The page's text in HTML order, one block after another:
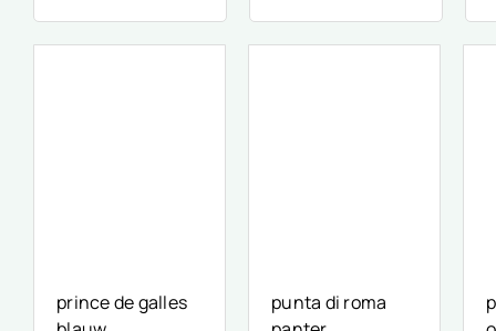
prince de galles
punta di roma